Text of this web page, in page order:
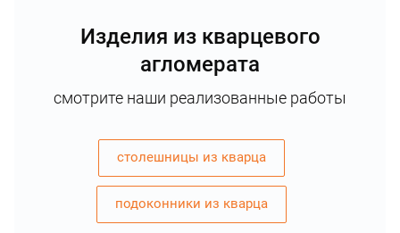
Изделия из кварцевого
агломерата
смотрите наши реализованные работы
столешницы из кварца
подоконники из кварца